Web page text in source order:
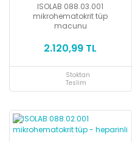
ISOLAB 088.03.001
mikrohematokrit tüp
macunu
2.120,99 TL
Stoktan
Teslim